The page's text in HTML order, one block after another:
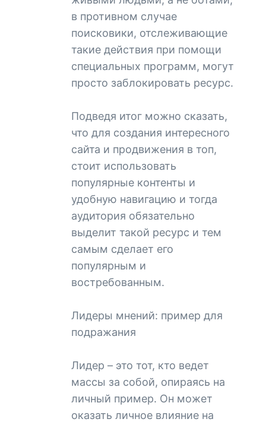
в противном случае
поисковики, отслеживающие
такие действия при помощи
специальных программ, могут
просто заблокировать ресурс.
Подведя итог можно сказать,
что для создания интересного
сайта и продвижения в топ,
стоит использовать
популярные контенты и
удобную навигацию и тогда
аудитория обязательно
выделит такой ресурс и тем
самым сделает его
популярным и
востребованным.
Лидеры мнений: пример для
подражания
Лидер – это тот, кто ведет
массы за собой, опираясь на
личный пример. Он может
оказать личное влияние на